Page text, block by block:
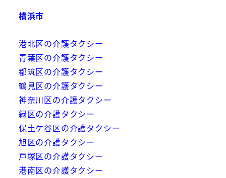
横浜市
港北区の介護タクシー
青葉区の介護タクシー
都筑区の介護タクシー
鶴見区の介護タクシー
神奈川区の介護タクシー
緑区の介護タクシー
保土ケ谷区の介護タクシー
旭区の介護タクシー
戸塚区の介護タクシー
港南区の介護タクシー